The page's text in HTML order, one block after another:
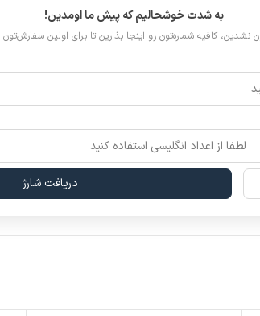
به شدت خوشحالیم که پیش ما اومدین!
نشدین، کافیه شماره‌تون رو اینجا بذارین تا برای اولین سفارش‌تون
دریافت شارژ